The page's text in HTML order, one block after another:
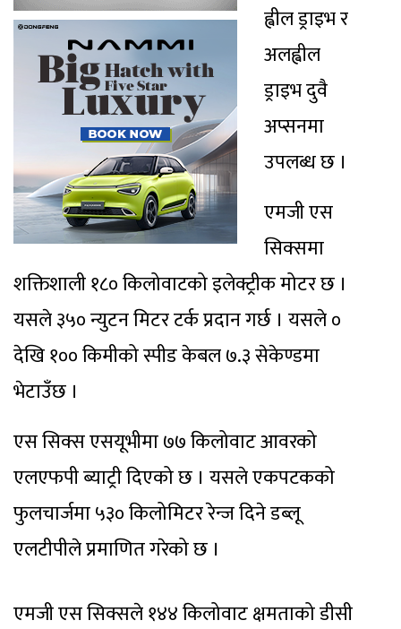
ह्वील ड्राइभ र
अलह्वील
ड्राइभ दुवै
अप्सनमा
उपलब्ध छ ।
एमजी एस
सिक्समा
शक्तिशाली १८० किलोवाटको इलेक्ट्रीक मोटर छ ।
यसले ३५० न्युटन मिटर टर्क प्रदान गर्छ । यसले ०
देखि १०० किमीको स्पीड केबल ७.३ सेकेण्डमा
भेटाउँछ ।
एस सिक्स एसयूभीमा ७७ किलोवाट आवरको
एलएफपी ब्याट्री दिएको छ । यसले एकपटकको
फुलचार्जमा ५३० किलोमिटर रेन्ज दिने डब्लू
एलटीपीले प्रमाणित गरेको छ ।
एमजी एस सिक्सले १४४ किलोवाट क्षमताको डीसी